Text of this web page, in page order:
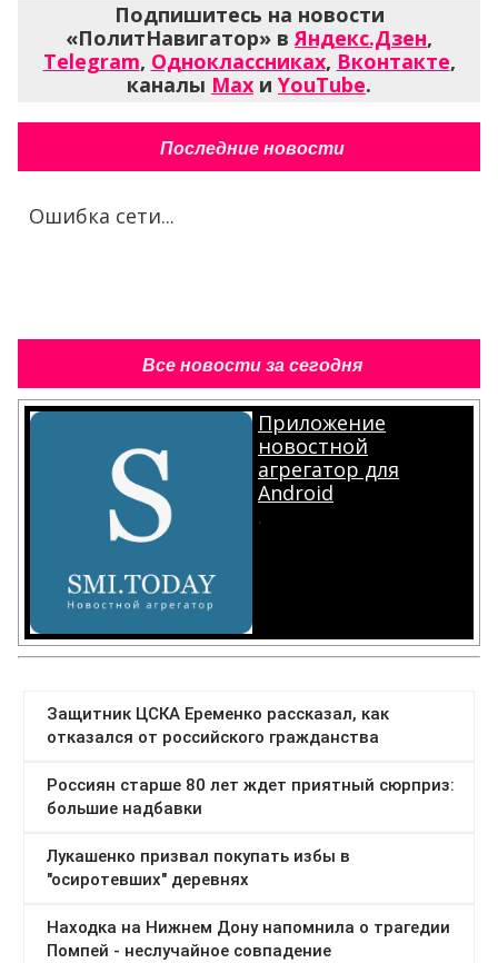
Подпишитесь на новости
«ПолитНавигатор» вЯндекс.Дзен,
Telegram, Одноклассниках, Вконтакте,
каналы Max и YouTube.
Последние новости
Ошибка сети...
Все новости за сегодня
Приложение
новостной
агрегатор для
Android
.